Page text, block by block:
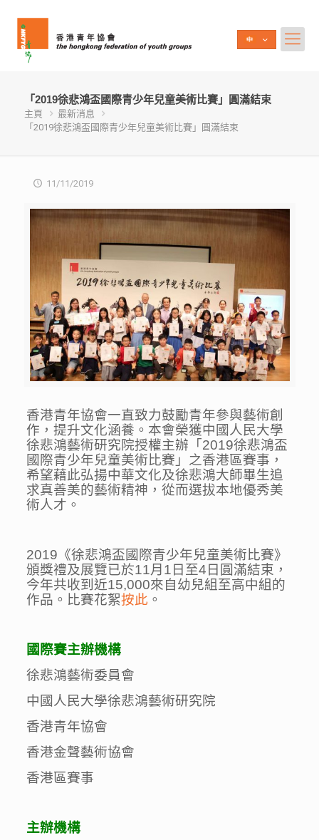
「2019徐悲鴻盃國際青少年兒童美術比賽」圓滿結束
主頁
最新消息
「2019徐悲鴻盃國際青少年兒童美術比賽」圓滿結束
11/11/2019
香港青年協會一直致力鼓勵青年參與藝術創
作，提升文化涵養。本會榮獲中國人民大學
徐悲鴻藝術研究院授權主辦「2019徐悲鴻盃
國際青少年兒童美術比賽」之香港區賽事，
希望藉此弘揚中華文化及徐悲鴻大師畢生追
求真善美的藝術精神，從而選拔本地優秀美
術人才。
2019《徐悲鴻盃國際青少年兒童美術比賽》
頒獎禮及展覽已於11月1日至4日圓滿結束，
今年共收到近15,000來自幼兒組至高中組的
作品。比賽花絮按此 。
國際賽主辦機構
徐悲鴻藝術委員會
中國人民大學徐悲鴻藝術研究院
香港青年協會
香港金聲藝術協會
香港區賽事
主辦機構